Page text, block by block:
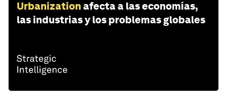
Urbanization afecta a las economías,
las industrias y los problemas globales